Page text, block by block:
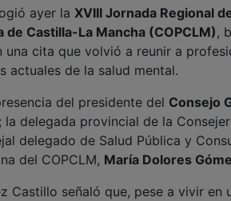
ayer la XVIII Jornada Regional
Castilla-La Mancha (COPCLM) ,
una cita que volvió a reunir a
actuales de la salud mental.
del presidente del Consejo
; la delegada provincial de la
delegado de Salud Pública y
del COPCLM, María Dolores
Castillo señaló que, pese a vivir en